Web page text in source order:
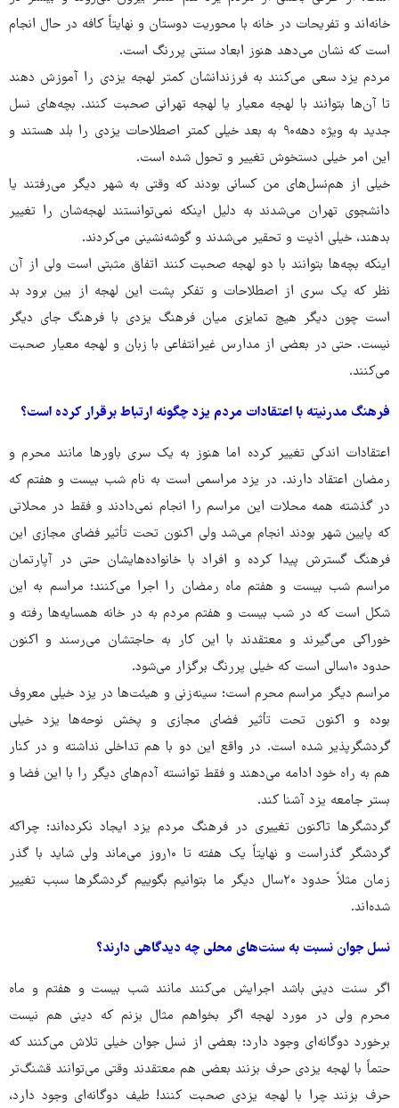
خانه‌اند و تفریحات در خانه با محوریت دوستان و نهایتاً کافه در حال انجام
است که نشان می‌دهد هنوز ابعاد سنتی پررنگ‌ است.
مردم یزد سعی می‌کنند به فرزندانشان کمتر لهجه یزدی را آموزش دهند
تا آن‌ها بتوانند با لهجه معیار یا لهجه تهرانی صحبت کنند. بچه‌های نسل
جدید به ویژه دهه۹۰ به بعد خیلی کمتر اصطلاحات یزدی را بلد هستند و
این امر خیلی دستخوش تغییر و تحول شده است.
خیلی از هم‌نسل‌های من کسانی بودند که وقتی به شهر دیگر می‌رفتند یا
دانشجوی تهران می‌شدند به دلیل اینکه نمی‌توانستند لهجه‌شان را تغییر
بدهند، خیلی اذیت و تحقیر می‌شدند و گوشه‌نشینی می‌کردند.
اینکه بچه‌ها بتوانند با دو لهجه صحبت کنند اتفاق مثبتی است ولی از آن
نظر که یک سری از اصطلاحات و تفکر پشت این لهجه از بین برود بد
است چون دیگر هیچ تمایزی میان فرهنگ یزدی با فرهنگ جای دیگر
نیست. حتی در بعضی از مدارس غیرانتفاعی با زبان و لهجه معیار صحبت
می‌کنند.
فرهنگ مدرنیته با اعتقادات مردم یزد چگونه ارتباط برقرار کرده است؟
اعتقادات اندکی تغییر کرده اما هنوز به یک سری باورها مانند محرم و
رمضان اعتقاد دارند. در یزد مراسمی است به نام شب بیست و هفتم که
در گذشته همه محلات این مراسم را انجام نمی‌دادند و فقط در محلاتی
که پایین شهر بودند انجام می‌شد ولی اکنون تحت تأثیر فضای مجازی این
فرهنگ گسترش پیدا کرده و افراد با خانواده‌هایشان حتی در آپارتمان
مراسم شب بیست و هفتم ماه رمضان را اجرا می‌کنند؛ مراسم به این
شکل است که در شب بیست و هفتم مردم به در خانه همسایه‌ها رفته و
خوراکی می‌گیرند و معتقدند با این کار به حاجتشان می‌رسند و اکنون
حدود ۱۰سالی است که خیلی پررنگ برگزار می‌شود.
مراسم دیگر مراسم محرم است؛ سینه‌زنی و هیئت‌ها در یزد خیلی معروف
بوده و اکنون تحت تأثیر فضای مجازی و پخش نوحه‌ها یزد خیلی
گردشگرپذیر شده است. در واقع این دو با هم تداخلی نداشته و در کنار
هم به راه خود ادامه می‌دهند و فقط توانسته آدم‌های دیگر را با این فضا و
بستر جامعه یزد آشنا کند.
گردشگرها تاکنون تغییری در فرهنگ مردم یزد ایجاد نکرده‌اند؛ چراکه
گردشگر گذراست و نهایتاً یک هفته تا ۱۰روز می‌ماند ولی شاید با گذر
زمان مثلاً حدود ۲۰سال دیگر ما بتوانیم بگوییم گردشگرها سبب تغییر
شده‌اند.
نسل جوان نسبت به سنت‌های محلی چه دیدگاهی دارند؟
اگر سنت دینی باشد اجرایش می‌کنند مانند شب بیست و هفتم و ماه
محرم ولی در مورد لهجه اگر بخواهم مثال بزنم که دینی هم نیست
برخورد دوگانه‌ای وجود دارد؛ بعضی از نسل جوان خیلی تلاش می‌کنند که
حتماً با لهجه یزدی حرف بزنند بعضی هم معتقدند وقتی می‌توانند قشنگ‌تر
حرف بزنند چرا با لهجه یزدی صحبت کنند! طیف دوگانه‌ای وجود دارد،